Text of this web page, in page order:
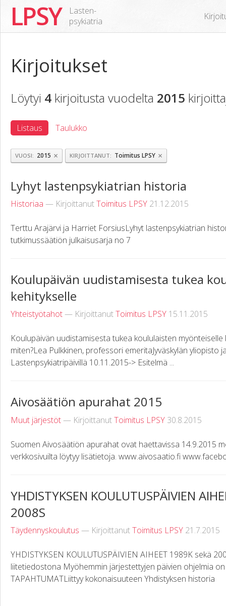
LPSY
Lasten-
psykiatria
Kirjoitukset
Löytyi 4 kirjoitusta vuodelta 2015
Listaus Taulukko
VUOSI 2015 × KIRJOITTANUT Toimitus LPSY ×
Lyhyt lastenpsykiatrian historia
Historiaa — KirjoittanutToimitus LPSY 21.12.2015
Terttu Arajärvi ja Harriet ForsiusLyhyt lastenpsykiatrian
tutkimussäätiön julkaisusarja no 7
Koulupäivän uudistamisesta tukea
kehitykselle
Yhteistyötahot— KirjoittanutToimitus LPSY 15.11.2015
Koulupäivän uudistamisesta tukea koululaisten myönteiselle
miten?Lea Pulkkinen, professori emeritaJyväskylän yliopisto
Lastenpsykiatripäivillä 10.11.2015-> Esitelmä ...
Aivosäätiön apurahat 2015
Muut järjestöt— KirjoittanutToimitus LPSY 30.8.2015
Suomen Aivosäätiön apurahat ovat haettavissa 14.9.2015
verkkosivuilta löytyy lisätietoja. www.aivosaatio.fi
YHDISTYKSEN KOULUTUSPÄIVIEN
2008S
Täydennyskoulutus — KirjoittanutToimitus LPSY 21.7.2015
YHDISTYKSEN KOULUTUSPÄIVIEN AIHEET 1989K sekä
liitetiedostona Myöhemmin järjestettyjen päivien ohjelmia
TAPAHTUMATLiittyy kokonaisuuteen Yhdistyksen historia